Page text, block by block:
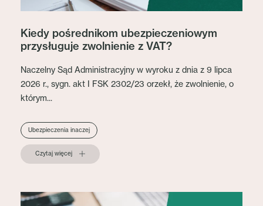
Kiedy pośrednikom ubezpieczeniowym
przysługuje zwolnienie z VAT?
Naczelny Sąd Administracyjny w wyroku z dnia z 9 lipca
2026 r., sygn. akt I FSK 2302/23 orzekł, że zwolnienie, o
którym...
Ubezpieczenia inaczej
Czytaj więcej